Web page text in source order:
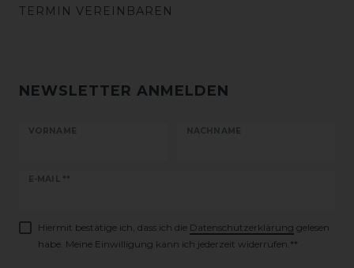
TERMIN VEREINBAREN
NEWSLETTER ANMELDEN
VORNAME NACHNAME
E-MAIL **
Newsletter
Hiermit bestätige ich, dass ich die Daten­schutz­erklärung gelesen
habe. Meine Einwilligung kann ich jederzeit widerrufen.**